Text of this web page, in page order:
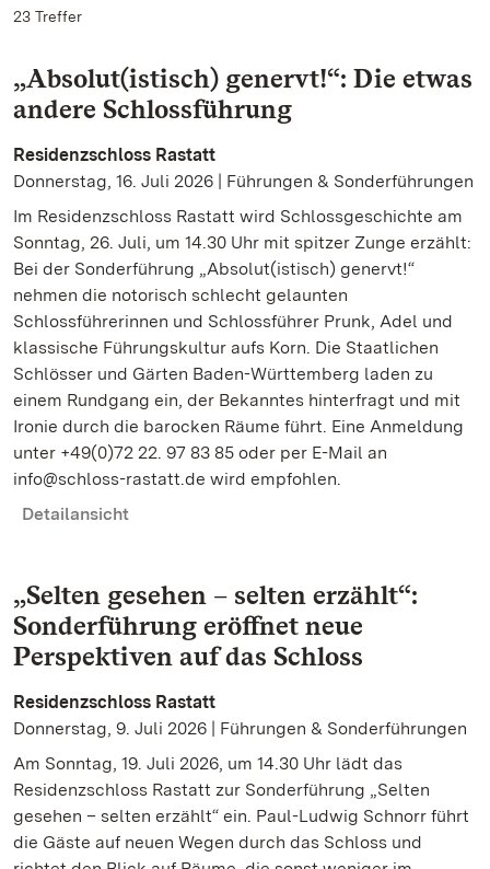
23 Treffer
„Absolut(istisch) genervt!“: Die etwas
andere Schlossführung
Residenzschloss Rastatt
Donnerstag, 16. Juli 2026 | Führungen & Sonderführungen
Im Residenzschloss Rastatt wird Schlossgeschichte am
Sonntag, 26. Juli, um 14.30 Uhr mit spitzer Zunge erzählt:
Bei der Sonderführung „Absolut(istisch) genervt!“
nehmen die notorisch schlecht gelaunten
Schlossführerinnen und Schlossführer Prunk, Adel und
klassische Führungskultur aufs Korn. Die Staatlichen
Schlösser und Gärten Baden-Württemberg laden zu
einem Rundgang ein, der Bekanntes hinterfragt und mit
Ironie durch die barocken Räume führt. Eine Anmeldung
unter +49(0)72 22. 97 83 85 oder per E-Mail an
info@schloss-rastatt.de wird empfohlen.
Detailansicht
„Selten gesehen – selten erzählt“:
Sonderführung eröffnet neue
Perspektiven auf das Schloss
Residenzschloss Rastatt
Donnerstag, 9. Juli 2026 | Führungen & Sonderführungen
Am Sonntag, 19. Juli 2026, um 14.30 Uhr lädt das
Residenzschloss Rastatt zur Sonderführung „Selten
gesehen – selten erzählt“ ein. Paul-Ludwig Schnorr führt
die Gäste auf neuen Wegen durch das Schloss und